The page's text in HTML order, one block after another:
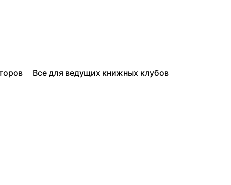
Все для ведущих книжных клубов